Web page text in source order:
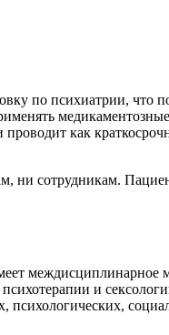
по психиатрии, что
как
ни сотрудникам.
междисциплинарное
и
психологических,